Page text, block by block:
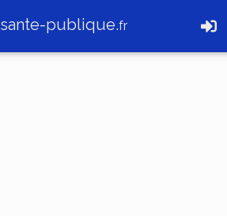
sante-publique.fr